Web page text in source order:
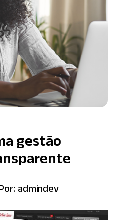
gestão
Por: admindev